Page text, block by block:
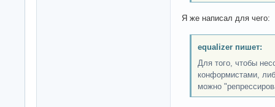
Я же написал для чего:
equalizer пишет:
Для того, чтобы
конформистами,
можно